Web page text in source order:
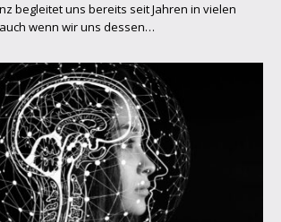
begleitet uns bereits seit Jahren in vielen
wenn wir uns dessen…